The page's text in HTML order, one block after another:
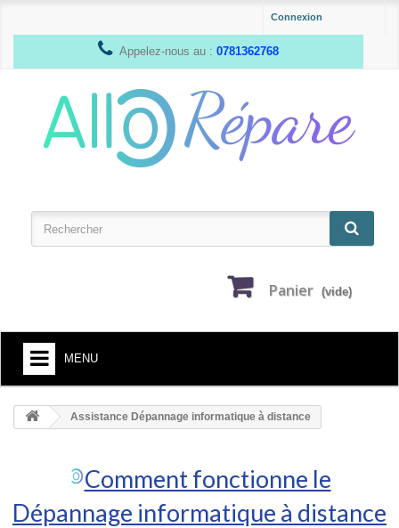
Connexion
Appelez-nous au : 0781362768
Panier (vide)
MENU
HOME
SMARTPHONE ET TABLETTE
DÉPANNAGE INFORMATIQUE À DOMICILE
Assistance Dépannage informatique à distance
Comment fonctionne le
Dépannage informatique à distance